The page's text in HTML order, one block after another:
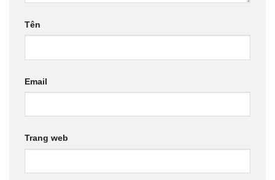
Tên
Email
Trang web